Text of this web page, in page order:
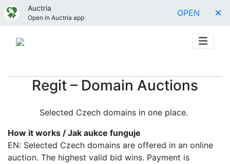
Auctria
Open in Auctria app OPEN
Regit – Domain Auctions
Selected Czech domains in one place.
How it works / Jak aukce funguje
EN: Selected Czech domains are offered in an online
auction. The highest valid bid wins. Payment is